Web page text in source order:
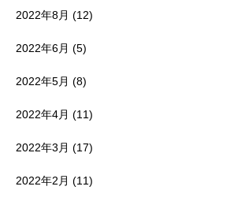
2022年8月 (12)
2022年6月 (5)
2022年5月 (8)
2022年4月 (11)
2022年3月 (17)
2022年2月 (11)